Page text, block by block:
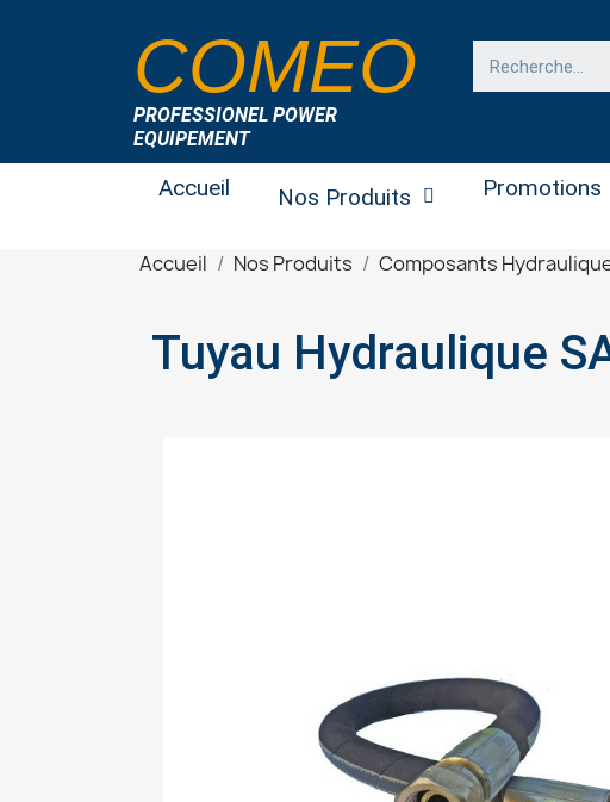
COMEO
PROFESSIONEL POWER
EQUIPEMENT
Accueil Nos Produits Promotions
Accueil Nos Produits Composants
Tuyau Hydraulique